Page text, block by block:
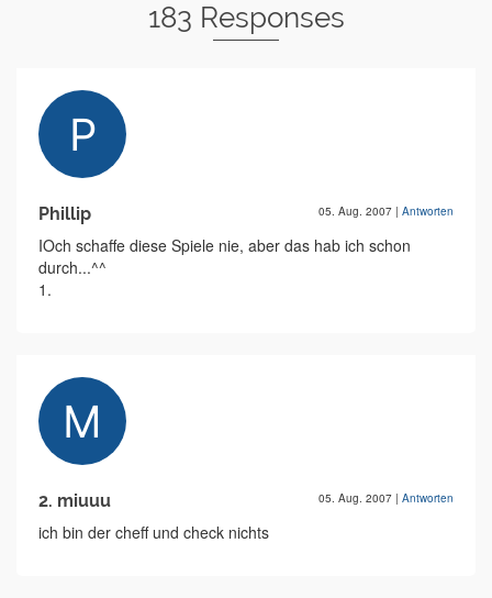
183 Responses
Phillip 05. Aug. 2007 | Antworten
IOch schaffe diese Spiele nie, aber das hab ich schon
durch...^^
1.
2. miuuu 05. Aug. 2007 | Antworten
ich bin der cheff und check nichts